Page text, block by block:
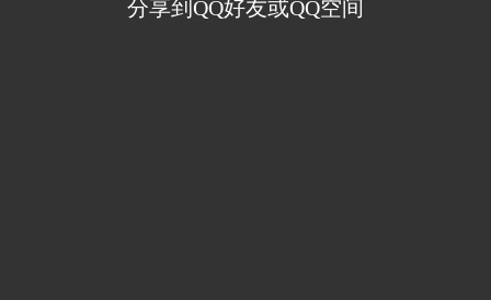
分享到QQ好友或QQ空间